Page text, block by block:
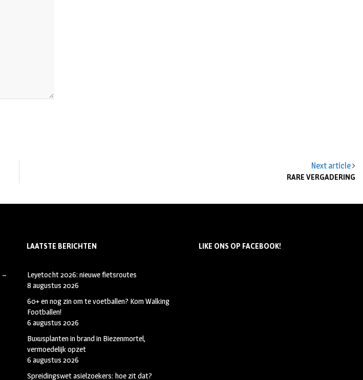
Next article
RARE VERGADERING
–
LAATSTE BERICHTEN
Leyetocht 2026: nieuwe fietsroutes
8 augustus 2026
60+ en nog zin om te voetballen? Kom Walking
Footballen!
6 augustus 2026
Buxusplanten in brand in Biezenmortel,
vermoedelijk opzet
6 augustus 2026
Spreidingswet asielzoekers: hoe zit dat?
LIKE ONS OP FACEBOOK!